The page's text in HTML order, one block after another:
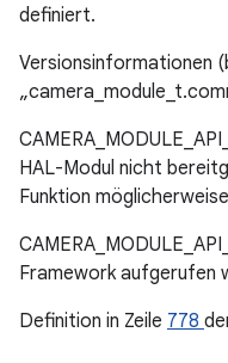
definiert.
Versionsinformationen
HAL-Modul nicht
Funktion
Framework aufgerufen
Definition in Zeile 778